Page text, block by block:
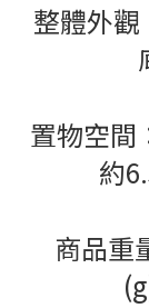
整體外
置物空間
約
商品重